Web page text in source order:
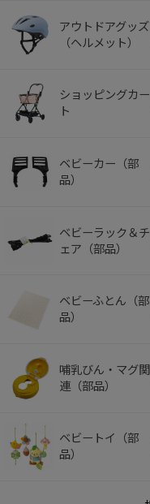
アウトドアグッズ
（ヘルメット）
ショッピングカー
ト
ベビーカー（部
品）
ベビーラック＆チ
ェア（部品）
ベビーふとん（部
品）
哺乳びん・マグ関
連（部品）
ベビートイ（部
品）